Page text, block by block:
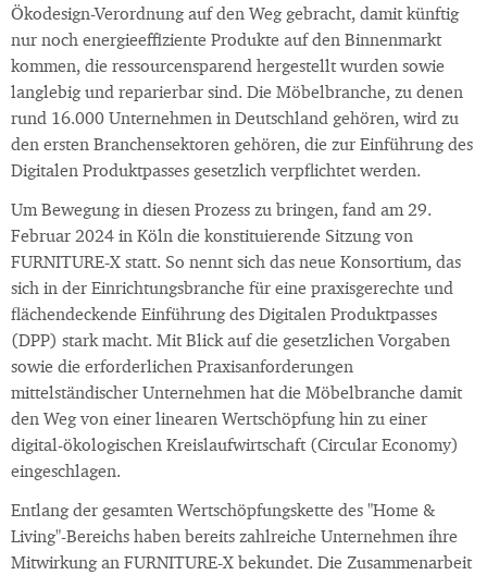
Ökodesign-Verordnung auf den Weg gebracht, damit künftig
nur noch energieeffiziente Produkte auf den Binnenmarkt
kommen, die ressourcensparend hergestellt wurden sowie
langlebig und reparierbar sind. Die Möbelbranche, zu denen
rund 16.000 Unternehmen in Deutschland gehören, wird zu
den ersten Branchensektoren gehören, die zur Einführung des
Digitalen Produktpasses gesetzlich verpflichtet werden.
Um Bewegung in diesen Prozess zu bringen, fand am 29.
Februar 2024 in Köln die konstituierende Sitzung von
FURNITURE‑X statt. So nennt sich das neue Konsortium, das
sich in der Einrichtungsbranche für eine praxisgerechte und
flächendeckende Einführung des Digitalen Produktpasses
(DPP) stark macht. Mit Blick auf die gesetzlichen Vorgaben
sowie die erforderlichen Praxisanforderungen
mittelständischer Unternehmen hat die Möbelbranche damit
den Weg von einer linearen Wertschöpfung hin zu einer
digital-ökologischen Kreislaufwirtschaft (Circular Economy)
eingeschlagen.
Entlang der gesamten Wertschöpfungskette des "Home &
Living"-Bereichs haben bereits zahlreiche Unternehmen ihre
Mitwirkung an FURNITURE‑X bekundet. Die Zusammenarbeit